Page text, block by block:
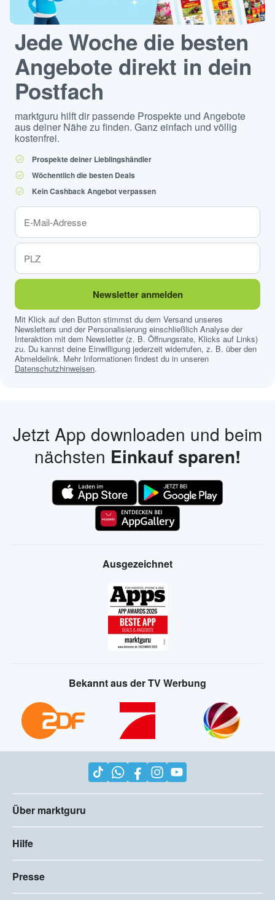
Jede Woche die besten
Angebote direkt in dein
Postfach
marktguru hilft dir passende Prospekte und Angebote
aus deiner Nähe zu finden. Ganz einfach und völlig
kostenfrei.
Prospekte deiner Lieblingshändler
Wöchentlich die besten Deals
Kein Cashback Angebot verpassen
Newsletter anmelden
Mit Klick auf den Button stimmst du dem Versand unseres
Newsletters und der Personalisierung einschließlich Analyse der
Interaktion mit dem Newsletter (z. B. Öffnungsrate, Klicks auf Links)
zu. Du kannst deine Einwilligung jederzeit widerrufen, z. B. über den
Abmeldelink. Mehr Informationen findest du in unseren
Datenschutzhinweisen.
Jetzt App downloaden und beim
nächsten Einkauf sparen!
Ausgezeichnet
Bekannt aus der TV Werbung
Über marktguru
Hilfe
Presse